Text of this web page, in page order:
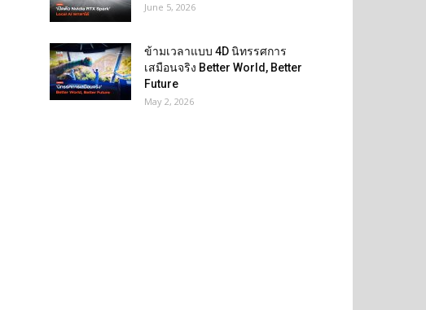
June 5, 2026
ข้ามเวลาแบบ 4D นิทรรศการ
เสมือนจริง Better World, Better
Future
May 2, 2026